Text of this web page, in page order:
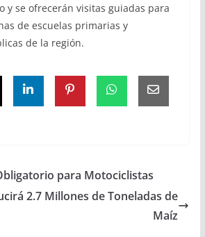
y se ofrecerán visitas guiadas para
de escuelas primarias y
de la región.
para Motociclistas
2.7 Millones de Toneladas de
Maíz